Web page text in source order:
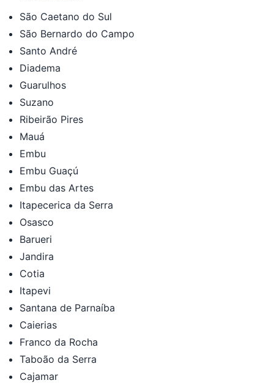
São Caetano do Sul
São Bernardo do Campo
Santo André
Diadema
Guarulhos
Suzano
Ribeirão Pires
Mauá
Embu
Embu Guaçú
Embu das Artes
Itapecerica da Serra
Osasco
Barueri
Jandira
Cotia
Itapevi
Santana de Parnaíba
Caierias
Franco da Rocha
Taboão da Serra
Cajamar